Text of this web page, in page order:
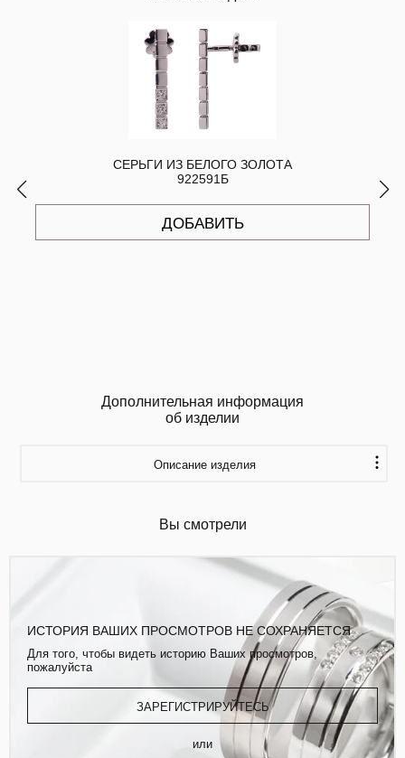
СЕРЬГИ ИЗ БЕЛОГО ЗОЛОТА
922591Б
ДОБАВИТЬ
Дополнительная информация
об изделии
Описание изделия
Вы смотрели
ИСТОРИЯ ВАШИХ ПРОСМОТРОВ НЕ СОХРАНЯЕТСЯ
Для того, чтобы видеть историю Ваших просмотров,
пожалуйста
ЗАРЕГИСТРИРУЙТЕСЬ
или